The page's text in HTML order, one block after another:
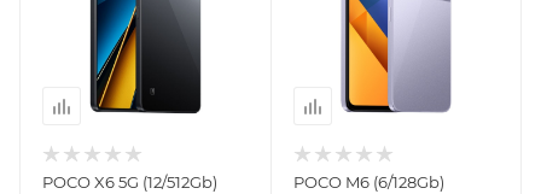
POCO X6 5G (12/512Gb) POCO M6 (6/128Gb)